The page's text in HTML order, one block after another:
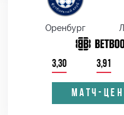
Оренбург
3,30 3,91
МАТЧ-